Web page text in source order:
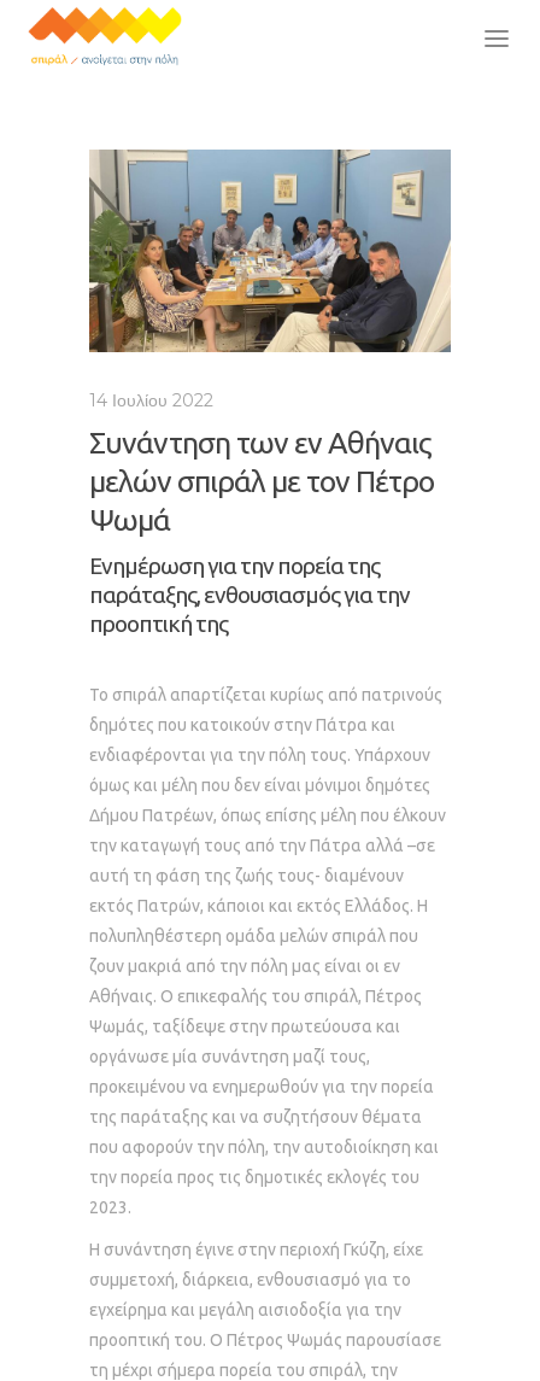
14 Ιουλίου 2022
Συνάντηση των εν Αθήναις
μελών σπιράλ με τον Πέτρο
Ψωμά
Ενημέρωση για την πορεία της
παράταξης, ενθουσιασμός για την
προοπτική της
Το σπιράλ απαρτίζεται κυρίως από πατρινούς
δημότες που κατοικούν στην Πάτρα και
ενδιαφέρονται για την πόλη τους. Υπάρχουν
όμως και μέλη που δεν είναι μόνιμοι δημότες
Δήμου Πατρέων, όπως επίσης μέλη που έλκουν
την καταγωγή τους από την Πάτρα αλλά –σε
αυτή τη φάση της ζωής τους- διαμένουν
εκτός Πατρών, κάποιοι και εκτός Ελλάδος. Η
πολυπληθέστερη ομάδα μελών σπιράλ που
ζουν μακριά από την πόλη μας είναι οι εν
Αθήναις. Ο επικεφαλής του σπιράλ, Πέτρος
Ψωμάς, ταξίδεψε στην πρωτεύουσα και
οργάνωσε μία συνάντηση μαζί τους,
προκειμένου να ενημερωθούν για την πορεία
της παράταξης και να συζητήσουν θέματα
που αφορούν την πόλη, την αυτοδιοίκηση και
την πορεία προς τις δημοτικές εκλογές του
2023.
Η συνάντηση έγινε στην περιοχή Γκύζη, είχε
συμμετοχή, διάρκεια, ενθουσιασμό για το
εγχείρημα και μεγάλη αισιοδοξία για την
προοπτική του. Ο Πέτρος Ψωμάς παρουσίασε
τη μέχρι σήμερα πορεία του σπιράλ, την